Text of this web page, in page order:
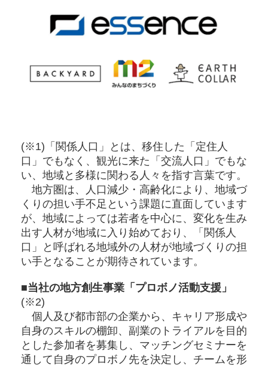
(※1)「関係人口」とは、移住した「定住人
口」でもなく、観光に来た「交流人口」でもな
い、地域と多様に関わる人々を指す言葉です。
地方圏は、人口減少・高齢化により、地域づ
くりの担い手不足という課題に直面しています
が、地域によっては若者を中心に、変化を生み
出す人材が地域に入り始めており、「関係人
口」と呼ばれる地域外の人材が地域づくりの担
い手となることが期待されています。
■当社の地方創生事業「プロボノ活動支援」
(※2)
個人及び都市部の企業から、キャリア形成や
自身のスキルの棚卸、副業のトライアルを目的
とした参加者を募集し、マッチングセミナーを
通して自身のプロボノ先を決定し、チームを形